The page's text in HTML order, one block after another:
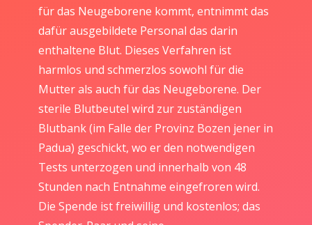
für das Neugeborene kommt, entnimmt das
dafür ausgebildete Personal das darin
enthaltene Blut. Dieses Verfahren ist
harmlos und schmerzlos sowohl für die
Mutter als auch für das Neugeborene. Der
sterile Blutbeutel wird zur zuständigen
Blutbank (im Falle der Provinz Bozen jener in
Padua) geschickt, wo er den notwendigen
Tests unterzogen und innerhalb von 48
Stunden nach Entnahme eingefroren wird.
Die Spende ist freiwillig und kostenlos; das